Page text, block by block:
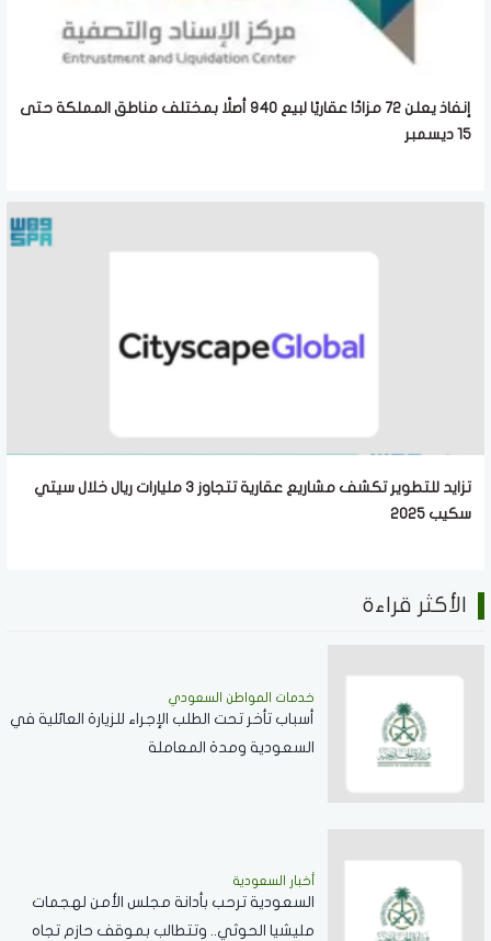
إنفاذ يعلن 72 مزادًا عقاريًا لبيع 940 أصلًا بمختلف مناطق المملكة حتى
15 ديسمبر
تزايد للتطوير تكشف مشاريع عقارية تتجاوز 3 مليارات ريال خلال سيتي
سكيب 2025
الأكثر قراءة
خدمات المواطن السعودي
أسباب تأخر تحت الطلب الإجراء للزيارة العائلية في
السعودية ومدة المعاملة
أخبار السعودية
السعودية ترحب بأدانة مجلس الأمن لهجمات
مليشيا الحوثي.. وتتطالب بموقف حازم تجاه